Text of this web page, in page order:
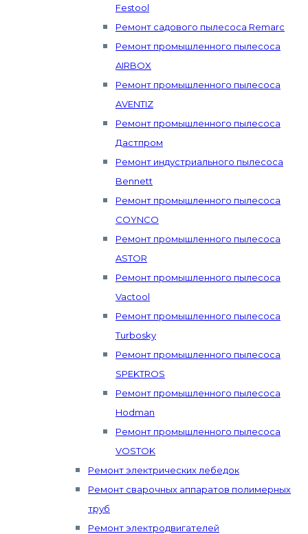
Festool
Ремонт садового пылесоса Remarc
Ремонт промышленного пылесоса
AIRBOX
Ремонт промышленного пылесоса
AVENTIZ
Ремонт промышленного пылесоса
Дастпром
Ремонт индустриального пылесоса
Bennett
Ремонт промышленного пылесоса
COYNCO
Ремонт промышленного пылесоса
ASTOR
Ремонт промышленного пылесоса
Vactool
Ремонт промышленного пылесоса
Turbosky
Ремонт промышленного пылесоса
SPEKTROS
Ремонт промышленного пылесоса
Hodman
Ремонт промышленного пылесоса
VOSTOK
Ремонт электрических лебедок
Ремонт сварочных аппаратов полимерных
труб
Ремонт электродвигателей